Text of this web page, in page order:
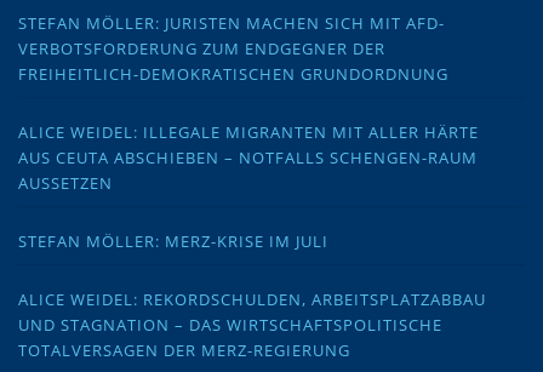
STEFAN MÖLLER: JURISTEN MACHEN SICH MIT AFD-
VERBOTSFORDERUNG ZUM ENDGEGNER DER
FREIHEITLICH-DEMOKRATISCHEN GRUNDORDNUNG
ALICE WEIDEL: ILLEGALE MIGRANTEN MIT ALLER HÄRTE
AUS CEUTA ABSCHIEBEN – NOTFALLS SCHENGEN-RAUM
AUSSETZEN
STEFAN MÖLLER: MERZ-KRISE IM JULI
ALICE WEIDEL: REKORDSCHULDEN, ARBEITSPLATZABBAU
UND STAGNATION – DAS WIRTSCHAFTSPOLITISCHE
TOTALVERSAGEN DER MERZ-REGIERUNG